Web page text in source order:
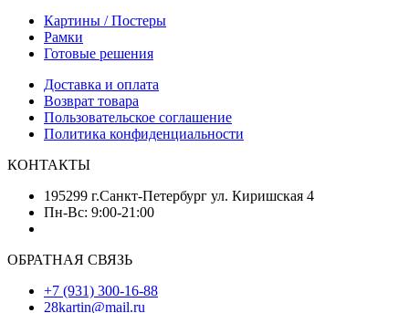
Картины / Постеры
Рамки
Готовые решения
Доставка и оплата
Возврат товара
Пользовательское соглашение
Политика конфиденциальности
КОНТАКТЫ
195299 г.Санкт-Петербург ул. Киришская 4
Пн-Вс: 9:00-21:00
ОБРАТНАЯ СВЯЗЬ
+7 (931) 300-16-88
28kartin@mail.ru